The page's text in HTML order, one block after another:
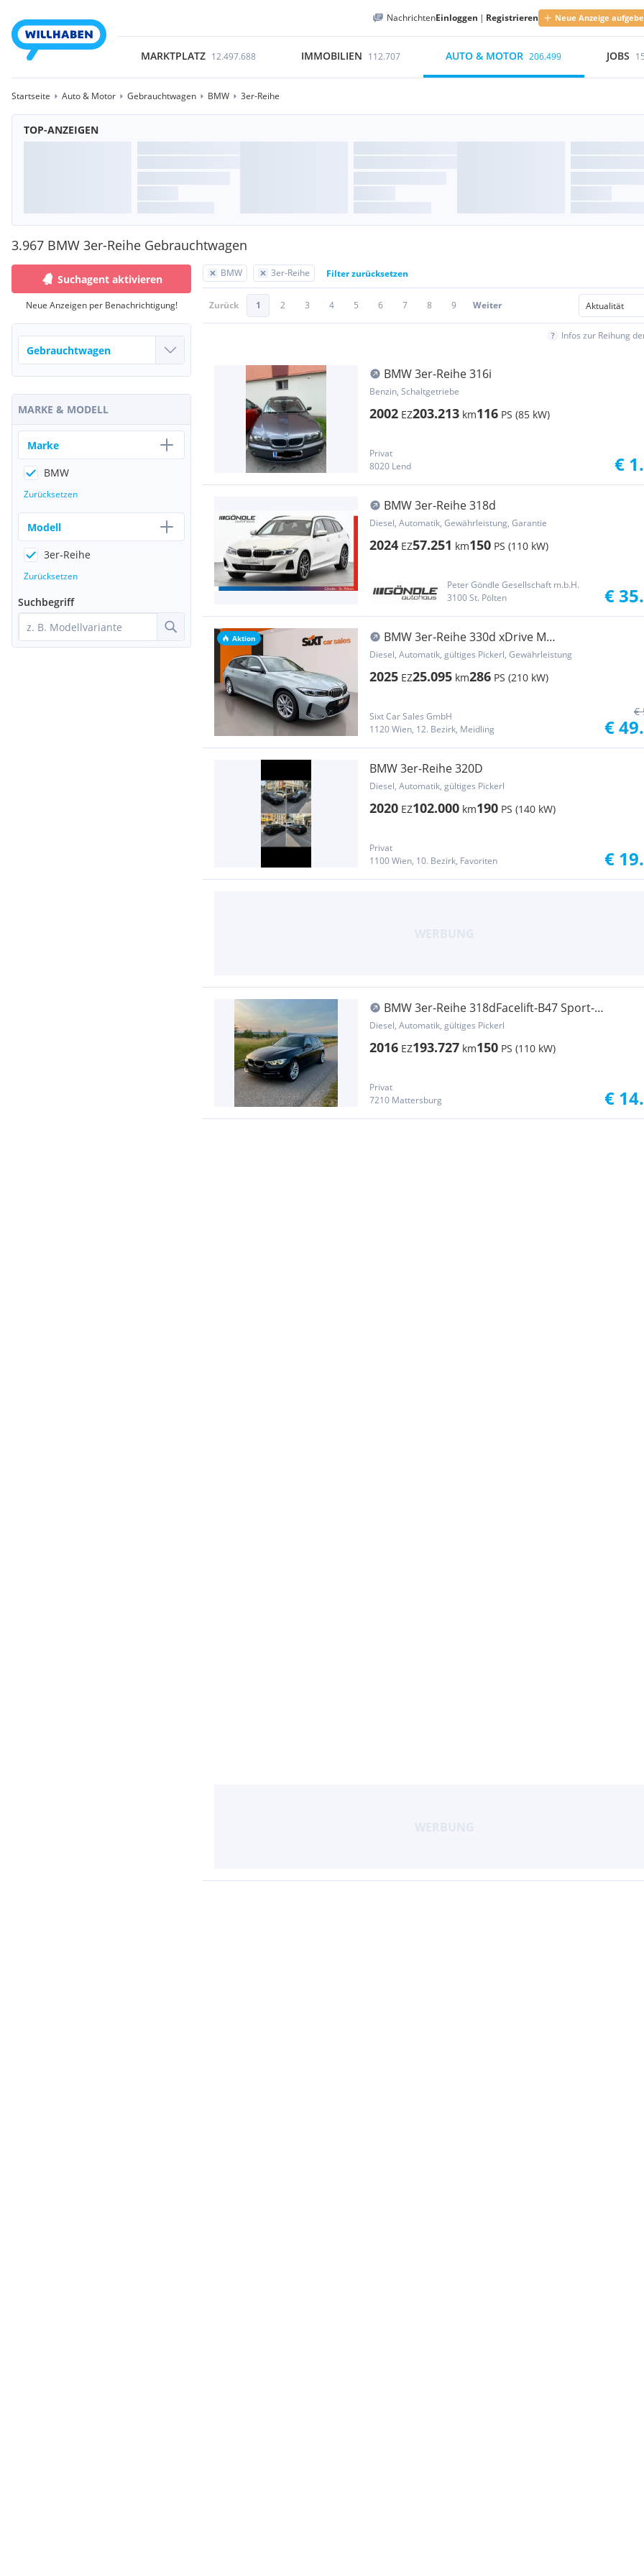
NachrichtenEinloggen | Registrieren Neue Anzeige
MARKTPLATZ 12.497.688 IMMOBILIEN 112.707 AUTO & MOTOR 206.499 JOBS
Startseite Auto & Motor Gebrauchtwagen BMW 3er-Reihe
TOP-ANZEIGEN
3.967 BMW 3er-Reihe Gebrauchtwagen
BMW 3er-Reihe Filter zurücksetzen
Zurück 1 2 3 4 5 6 7 8 9 Weiter
Infos zur Reihung
BMW 3er-Reihe 316i
Benzin, Schaltgetriebe
2002 EZ203.213 km116 PS (85 kW)
Privat
8020 Lend
€
BMW 3er-Reihe 318d
Diesel, Automatik, Gewährleistung, Garantie
2024 EZ57.251 km150 PS (110 kW)
Peter Göndle Gesellschaft m.b.H.
3100 St. Pölten
€
Aktion
BMW 3er-Reihe 330d xDrive M
Sport|ACC|Pano|LEDer|AHK|Inno|Dr....
Diesel, Automatik, gültiges Pickerl, Gewährleistung
2025 EZ25.095 km286 PS (210 kW)
Sixt Car Sales GmbH
1120 Wien, 12. Bezirk, Meidling
€
€
BMW 3er-Reihe 320D
Diesel, Automatik, gültiges Pickerl
2020 EZ102.000 km190 PS (140 kW)
Privat
1100 Wien, 10. Bezirk, Favoriten
€
BMW 3er-Reihe 318dFacelift-B47 Sport-
Edition,Automatik,PanoDach
Diesel, Automatik, gültiges Pickerl
2016 EZ193.727 km150 PS (110 kW)
Privat
7210 Mattersburg
€
Suchagent aktivieren
Neue Anzeigen per Benachrichtigung!
MARKE & MODELL
Marke
BMW
Zurücksetzen
Modell
3er-Reihe
Zurücksetzen
Suchbegriff